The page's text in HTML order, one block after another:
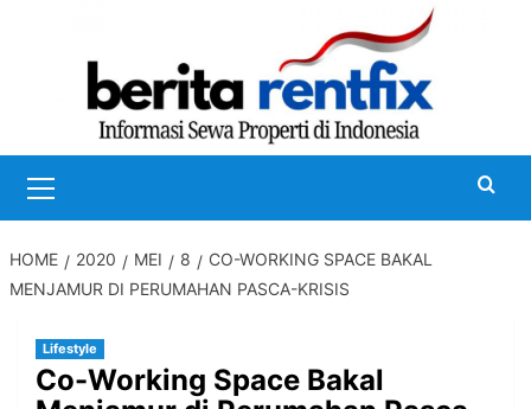
Menu
HOME 2020 MEI 8
CO-WORKING SPACE BAKAL
MENJAMUR DI PERUMAHAN PASCA-KRISIS
Lifestyle
Co-Working Space Bakal